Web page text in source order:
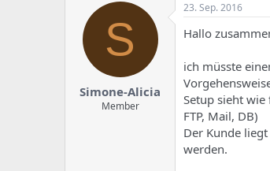
e
l
n
S
Simone-Alicia
Member
23. Sep. 2016
Hallo
ich müsste
Setup sieht
FTP, Mail, DB)
Der Kunde
werden.